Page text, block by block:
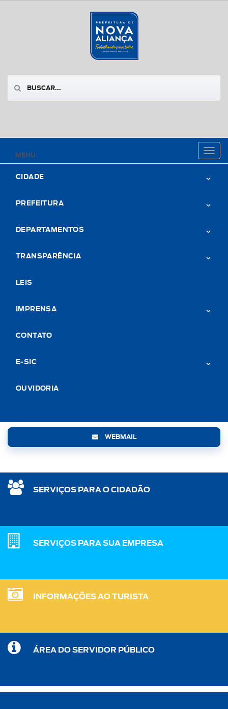
MENU
Toggle
CIDADE
PREFEITURA
DEPARTAMENTOS
TRANSPARÊNCIA
LEIS
IMPRENSA
CONTATO
E-SIC
OUVIDORIA
WEBMAIL
SERVIÇOS PARA O CIDADÃO
SERVIÇOS PARA SUA EMPRESA
INFORMAÇÕES AO TURISTA
ÁREA DO SERVIDOR PÚBLICO